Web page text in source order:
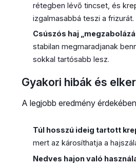
rétegben lévő tincset, és
izgalmasabbá teszi a frizurát.
Csúszós haj
stabilan megmaradjanak
sokkal tartósabb lesz.
Gyakori hibák és
A legjobb eredmény
Túl hosszú ideig tartott
mert az károsíthatja a
Nedves hajon való